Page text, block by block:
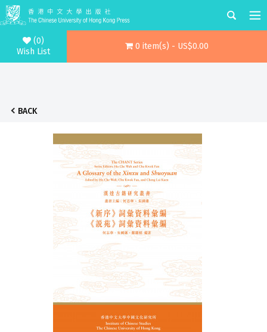
(0)
Wish List
0 item(s) - US$0.00
BACK